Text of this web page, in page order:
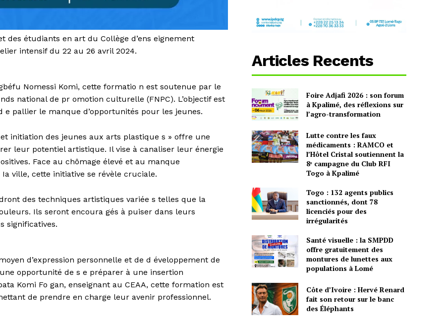
des étudiants en art du Collège d’ens eignement
intensif du 22 au 26 avril 2024.
Nomessi Komi, cette formatio n est soutenue par le
national de pr omotion culturelle (FNPC). L’objectif est
pallier le manque d’opportunités pour les jeunes.
initiation des jeunes aux arts plastique s » offre une
leur potentiel artistique. Il vise à canaliser leur énergie
Face au chômage élevé et au manque
ville, cette initiative se révèle cruciale.
des techniques artistiques variée s telles que la
Ils seront encoura gés à puiser dans leurs
significatives.
d’expression personnelle et de d éveloppement de
opportunité de s e préparer à une insertion
Komi Fo gan, enseignant au CEAA, cette formation est
de prendre en charge leur avenir professionnel.
Articles Recents
Foire Adjafi 2026 : son forum
à Kpalimé, des réflexions sur
l’agro-transformation
Lutte contre les faux
médicaments : RAMCO et
l’Hôtel Cristal soutiennent la
8ᵉ campagne du Club RFI
Togo à Kpalimé
Togo : 132 agents publics
sanctionnés, dont 78
licenciés pour des
irrégularités
Santé visuelle : la SMPDD
offre gratuitement des
montures de lunettes aux
populations à Lomé
Côte d’Ivoire : Hervé Renard
fait son retour sur le banc
des Éléphants